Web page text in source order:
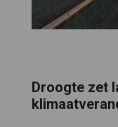
Droogte zet